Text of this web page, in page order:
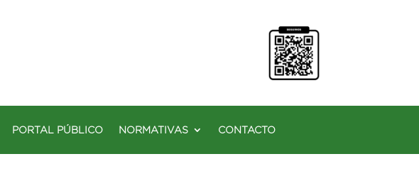
PORTAL PÚBLICO NORMATIVAS CONTACTO